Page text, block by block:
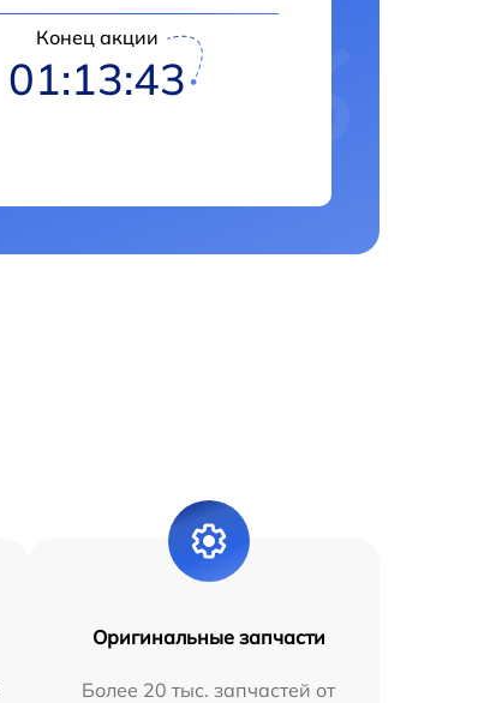
Конец акции
01:13:42
Оригинальные запчасти
Более 20 тыс. запчастей от